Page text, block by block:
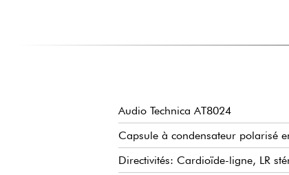
Audio Technica AT8024
Capsule à condensateur polarisé
Directivités: Cardioïde-ligne, LR